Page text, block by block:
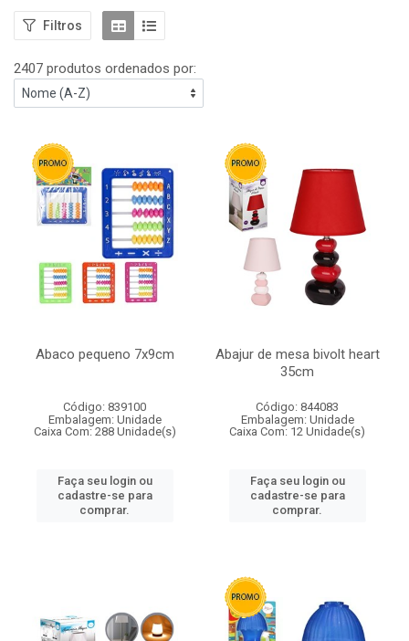
Filtros
2407 produtos ordenados por:
Abaco pequeno 7x9cm
Código: 839100
Embalagem: Unidade
Caixa Com: 288 Unidade(s)
Faça seu login ou
cadastre-se para
comprar.
Abajur de mesa bivolt heart
35cm
Código: 844083
Embalagem: Unidade
Caixa Com: 12 Unidade(s)
Faça seu login ou
cadastre-se para
comprar.